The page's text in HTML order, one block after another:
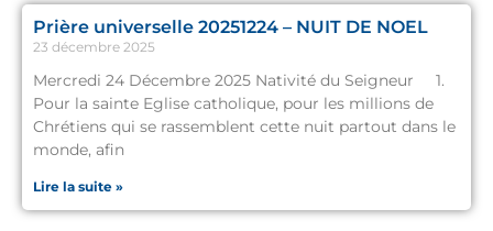
Prière universelle 20251224 – NUIT DE NOEL
23 décembre 2025
Mercredi 24 Décembre 2025 Nativité du Seigneur 1.
Pour la sainte Eglise catholique, pour les millions de
Chrétiens qui se rassemblent cette nuit partout dans le
monde, afin
Lire la suite »